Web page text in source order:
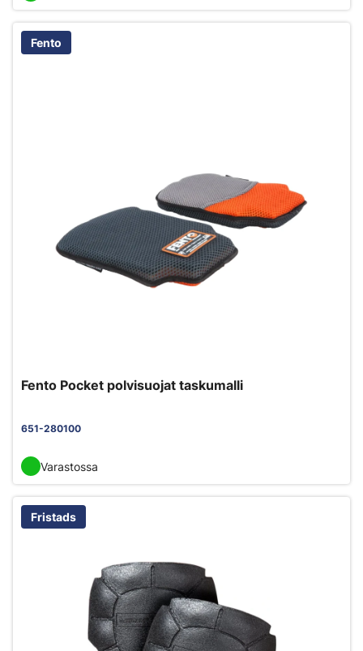
Fento
Fento Pocket polvisuojat taskumalli
651-280100
Varastossa
Fristads